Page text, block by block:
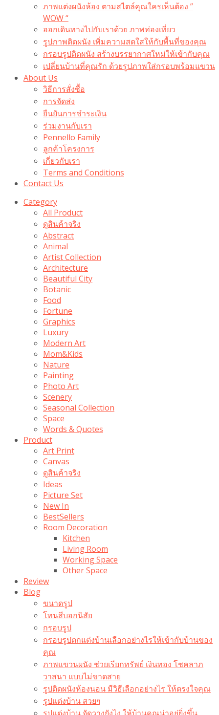
ภาพแต่งผนังห้อง ตามสไตล์คุณใครเห็นต้อง ”
WOW “
ออกเดินทางไปกับเราด้วย ภาพท่องเที่ยว
รูปภาพติดผนัง เพิ่มความสดใสให้กับพื้นที่ของคุณ
กรอบรูปติดผนัง สร้างบรรยากาศใหม่ให้เข้ากับคุณ
เปลี่ยนบ้านที่คุณรัก ด้วยรูปภาพใส่กรอบพร้อมแขวน​
About Us
วิธีการสั่งซื้อ
การจัดส่ง
ยืนยันการชำระเงิน
ร่วมงานกับเรา
Pennello Family
ลูกค้าโครงการ
เกี่ยวกับเรา
Terms and Conditions
Contact Us
Category
All Product
ดูสินค้าจริง
Abstract
Animal
Artist Collection
Architecture
Beautiful City
Botanic
Food
Fortune
Graphics
Luxury
Modern Art
Mom&Kids
Nature
Painting
Photo Art
Scenery
Seasonal Collection
Space
Words & Quotes
Product
Art Print
Canvas
ดูสินค้าจริง
Ideas
Picture Set
New In
BestSellers
Room Decoration
Kitchen
Living Room
Working Space
Other Space
Review
Blog
ขนาดรูป
โทนสีบอกนิสัย
กรอบรูป
กรอบรูปตกแต่งบ้านเลือกอย่างไรให้เข้ากับบ้านของ
คุณ
ภาพแขวนผนัง ช่วยเรียกทรัพย์ เงินทอง โชคลาภ
วาสนา แบบไม่ขาดสาย
รูปติดผนังห้องนอน มีวิธีเลือกอย่างไร ให้ตรงใจคุณ
รูปแต่งบ้าน สวยๆ
รูปแต่งบ้าน จัดวางยังไง ให้บ้านคุณน่าอยู่ยิ่งขึ้น